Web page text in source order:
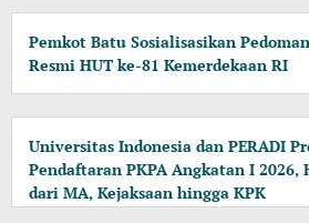
Pemkot Batu Sosialisasikan
Resmi HUT ke-81 Kemerdekaan RI
Universitas Indonesia dan PERADI
Pendaftaran PKPA Angkatan I 2026,
dari MA, Kejaksaan hingga KPK